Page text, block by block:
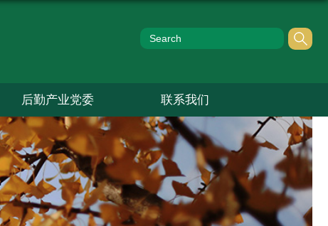
后勤产业党委 联系我们